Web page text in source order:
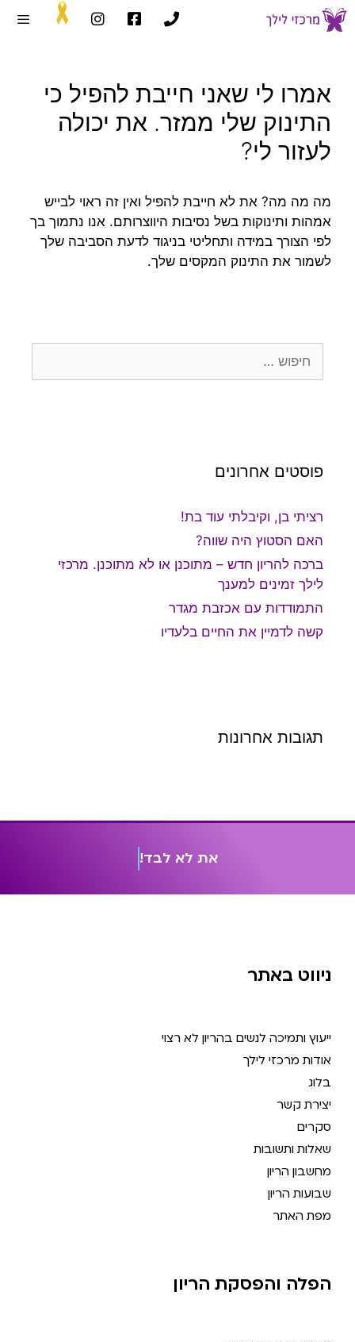
אמרו לי שאני חייבת להפיל כי
התינוק שלי ממזר. את יכולה
לעזור לי?
מה מה מה? את לא חייבת להפיל ואין זה ראוי לבייש
אמהות ותינוקות בשל נסיבות היווצרותם. אנו נתמוך בך
לפי הצורך במידה ותחליטי בניגוד לדעת הסביבה שלך
לשמור את התינוק המקסים שלך.
פוסטים אחרונים
רציתי בן, וקיבלתי עוד בת!
האם הסטוץ היה שווה?
ברכה להריון חדש – מתוכנן או לא מתוכנן. מרכזי
לילך זמינים למענך
התמודדות עם אכזבת מגדר
קשה לדמיין את החיים בלעדיו
תגובות אחרונות
את לא לבד!
ניווט באתר
ייעוץ ותמיכה לנשים בהריון לא רצוי
אודות מרכזי לילך
בלוג
יצירת קשר
סקרים
שאלות ותשובות
מחשבון הריון
שבועות הריון
מפת האתר
הפלה והפסקת הריון